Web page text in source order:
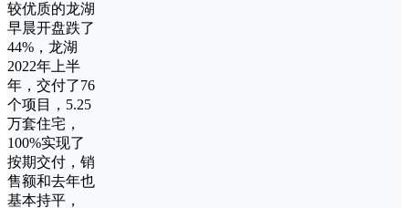
较优质的龙湖
早晨开盘跌了
44%，龙湖
2022年上半
年，交付了76
个项目，5.25
万套住宅，
100%实现了
按期交付，销
售额和去年也
基本持平，